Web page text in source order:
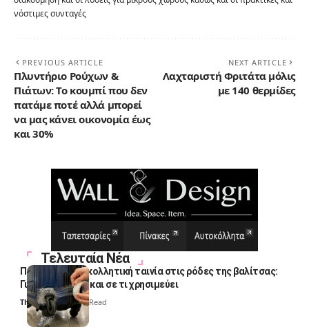
νόστιμες συνταγές
PREVIOUS ARTICLE
Πλυντήριο Ρούχων &
Πιάτων: Το κουμπί που δεν
πατάμε ποτέ αλλά μπορεί
να μας κάνει οικονομία έως
και 30%
NEXT ARTICLE
Λαχταριστή Φριτάτα μόλις
με 140 θερμίδες
Τελευταία Νέα
Πολλοί βάζουν κολλητική ταινία στις ρόδες της βαλίτσας:
Γιατί το κάνουν και σε τι χρησιμεύει
Thali Ombre4 Min Read